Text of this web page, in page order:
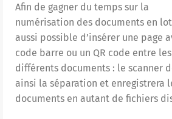
Afin de gagner du temps sur la
numérisation des documents en
aussi possible d’insérer une page
code barre ou un QR code entre les
différents documents : le scanner
ainsi la séparation et enregistrera
documents en autant de fichiers